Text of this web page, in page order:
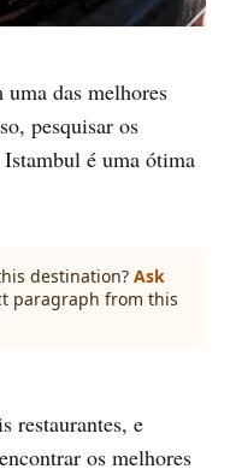
uma das melhores
pesquisar os
é uma ótima
destination? Ask
paragraph from this
restaurantes, e
os melhores